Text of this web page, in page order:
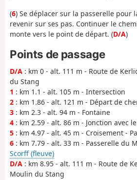
(6) Se déplacer sur la passerelle pour
revenir sur ses pas. Continuer le
monte vers le point de départ. (D/A)
Points de passage
D/A : km 0 - alt. 111 m - Route de
du Stang
1 : km 1.1 - alt. 105 m - Intersection
2 : km 1.86 - alt. 121 m - Départ de
3 : km 2.3 - alt. 94 m - Fontaine
4 : km 2.59 - alt. 86 m - Jonction avec
5 : km 4.97 - alt. 45 m - Croisement -
6 : km 7.79 - alt. 33 m - Passerelle du
Scorff (fleuve)
D/A : km 8.95 - alt. 111 m - Route de
Moulin du Stang